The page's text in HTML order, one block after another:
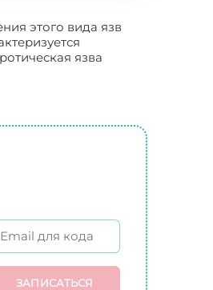
этого вида язв
язва
ЗАПИСАТЬСЯ